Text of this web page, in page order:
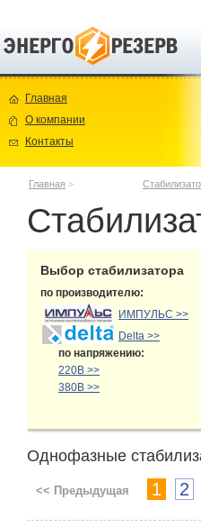
Главная
О компании
Контакты
Главная >
Выбор стабилизатора
по производителю:
ИМПУЛЬС >>
Delta >>
по напряжению:
220В >>
380В >>
Однофазные
<< Предыдущая 1 2